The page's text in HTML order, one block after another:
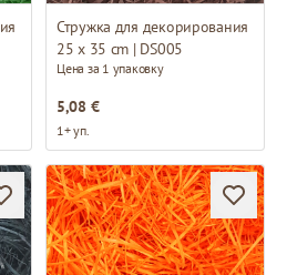
Стружка для декорирования
25 x 35 cm | DS005
Цена за 1 упаковку
5,08 €
1+ уп.